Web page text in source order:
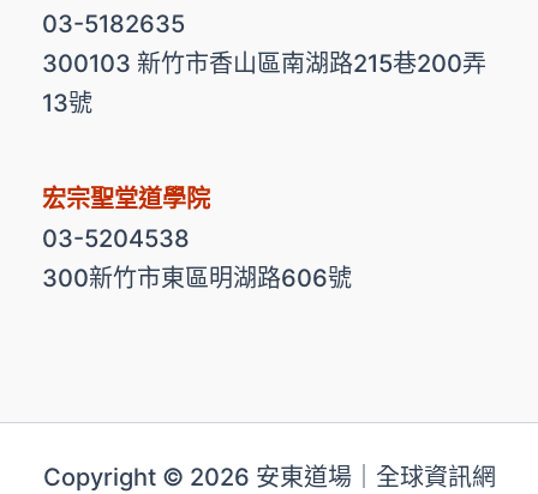
03-5182635
300103 新竹市香山區南湖路215巷200弄
13號
宏宗聖堂道學院
03-5204538
300新竹市東區明湖路606號
Copyright © 2026 安東道場｜全球資訊網